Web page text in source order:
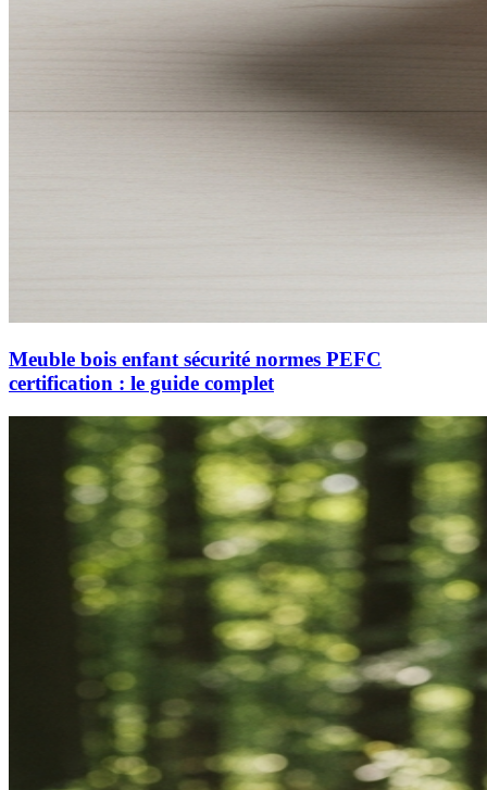
Meuble bois enfant sécurité normes PEFC
certification : le guide complet